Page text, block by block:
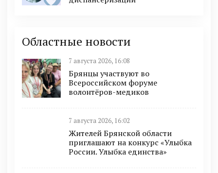
Областные новости
7 августа 2026, 16:08
Брянцы участвуют во
Всероссийском форуме
волонтёров-медиков
7 августа 2026, 16:02
Жителей Брянской области
приглашают на конкурс «Улыбка
России. Улыбка единства»